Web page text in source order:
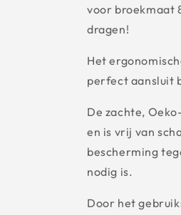
voor broekmaat
dragen!
Het
perfect aansluit
De zachte,
en is vrij van
bescherming
nodig is.
Door het